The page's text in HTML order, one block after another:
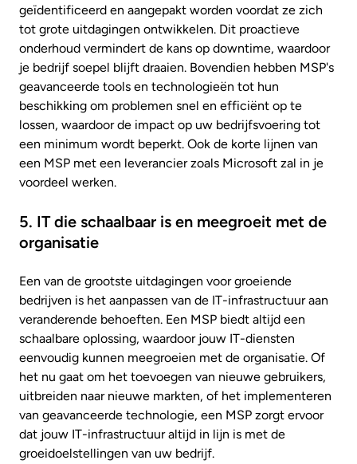
geïdentificeerd en aangepakt worden voordat ze zich
tot grote uitdagingen ontwikkelen. Dit proactieve
onderhoud vermindert de kans op downtime, waardoor
je bedrijf soepel blijft draaien. Bovendien hebben MSP's
geavanceerde tools en technologieën tot hun
beschikking om problemen snel en efficiënt op te
lossen, waardoor de impact op uw bedrijfsvoering tot
een minimum wordt beperkt. Ook de korte lijnen van
een MSP met een leverancier zoals Microsoft zal in je
voordeel werken.
5. IT die schaalbaar is en meegroeit met de
organisatie
Een van de grootste uitdagingen voor groeiende
bedrijven is het aanpassen van de IT-infrastructuur aan
veranderende behoeften. Een MSP biedt altijd een
schaalbare oplossing, waardoor jouw IT-diensten
eenvoudig kunnen meegroeien met de organisatie. Of
het nu gaat om het toevoegen van nieuwe gebruikers,
uitbreiden naar nieuwe markten, of het implementeren
van geavanceerde technologie, een MSP zorgt ervoor
dat jouw IT-infrastructuur altijd in lijn is met de
groeidoelstellingen van uw bedrijf.